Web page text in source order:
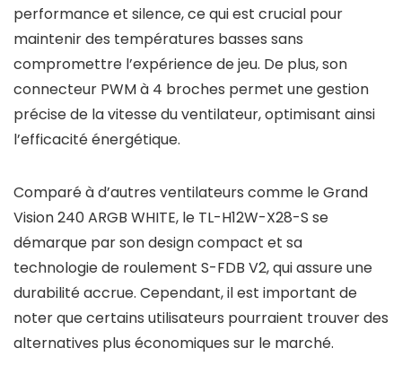
performance et silence, ce qui est crucial pour
maintenir des températures basses sans
compromettre l’expérience de jeu. De plus, son
connecteur PWM à 4 broches permet une gestion
précise de la vitesse du ventilateur, optimisant ainsi
l’efficacité énergétique.
Comparé à d’autres ventilateurs comme le Grand
Vision 240 ARGB WHITE, le TL-H12W-X28-S se
démarque par son design compact et sa
technologie de roulement S-FDB V2, qui assure une
durabilité accrue. Cependant, il est important de
noter que certains utilisateurs pourraient trouver des
alternatives plus économiques sur le marché.